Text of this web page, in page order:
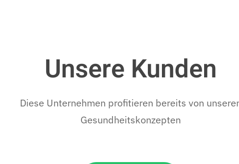
Unsere Kunden
Diese Unternehmen profitieren bereits von
Gesundheitskonzepten